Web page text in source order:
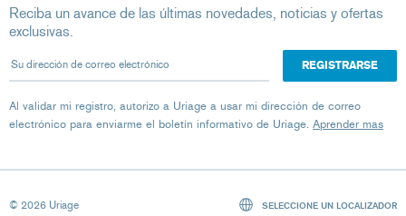
Reciba un avance de las últimas novedades, noticias y ofertas
exclusivas.
Su dirección de correo electrónico
Al validar mi registro, autorizo ​​a Uriage a usar mi dirección de correo
electrónico para enviarme el boletín informativo de Uriage. Aprender mas
© 2026 Uriage SELECCIONE UN LOCALIZADOR